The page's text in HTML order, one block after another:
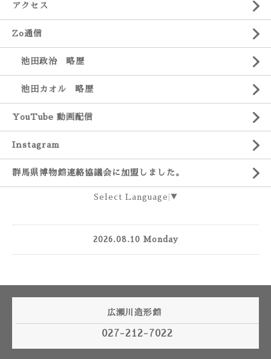
アクセス
Zo通信
池田政治 略歴
池田カオル 略歴
YouTube 動画配信
Instagram
群馬県博物館連絡協議会に加盟しました。
Select Language ▼
2026.08.10 Monday
広瀬川造形館
027-212-7022